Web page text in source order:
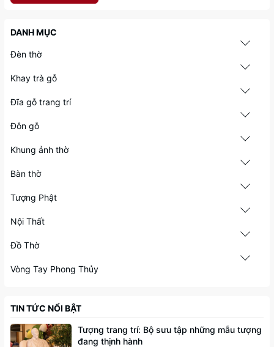
DANH MỤC
Đèn thờ
Khay trà gỗ
Đĩa gỗ trang trí
Đôn gỗ
Khung ảnh thờ
Bàn thờ
Tượng Phật
Nội Thất
Đồ Thờ
Vòng Tay Phong Thủy
TIN TỨC NỔI BẬT
Tượng trang trí: Bộ sưu tập những mẫu tượng
đang thịnh hành